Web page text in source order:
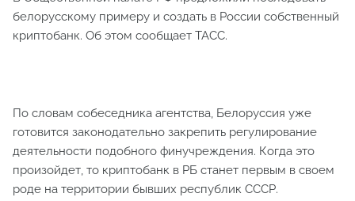
белорусскому примеру и создать в России собственный
криптобанк. Об этом сообщает ТАСС.
По словам собеседника агентства, Белоруссия уже
готовится законодательно закрепить регулирование
деятельности подобного финучреждения. Когда это
произойдет, то криптобанк в РБ станет первым в своем
роде на территории бывших республик СССР.